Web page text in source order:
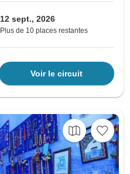
12 sept., 2026
Plus de 10 places restantes
Voir le circuit